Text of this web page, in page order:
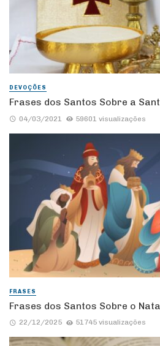
DEVOÇÕES
Frases dos Santos Sobre a
04/03/2021 59601 visualizações
FRASES
Frases dos Santos Sobre o
22/12/2025 51745 visualizações